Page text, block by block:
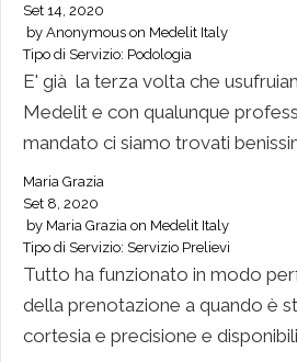
great organization. I have
meetings and I have never
problems for the
changes at work. Serious
Tiziana Rita sarno
both in waiting times on the
the doctor.
both professionally and
view, in my particular case,
Favacchio, excellent
Set 14, 2020
by Anonymous on Medelit Italy
Tipo di Servizio: Podologia
E' già la terza volta che
Medelit e con qualunque
mandato ci siamo trovati
Maria Grazia
Set 8, 2020
by Maria Grazia on Medelit Italy
Tipo di Servizio: Servizio Prelievi
Tutto ha funzionato in modo
della prenotazione a quando è
cortesia e precisione e